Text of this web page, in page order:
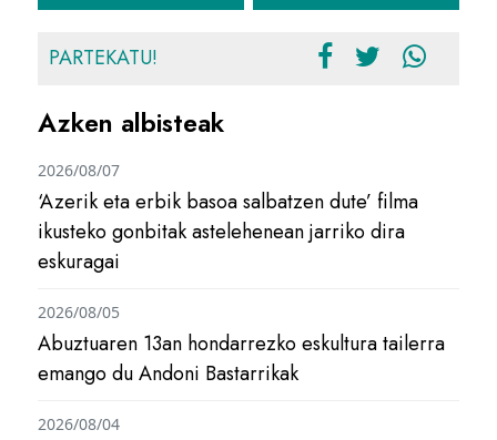
PARTEKATU!
Azken albisteak
‘Azerik eta erbik basoa salbatzen dute’ filma
ikusteko gonbitak astelehenean jarriko dira
eskuragai
2026/08/07
Abuztuaren 13an hondarrezko eskultura tailerra
emango du Andoni Bastarrikak
2026/08/05
2026/08/04